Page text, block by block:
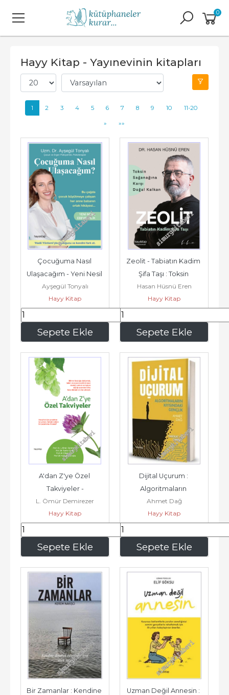
0
Hayy Kitap - Yayınevinin kitapları
1 2 3 4 5 6 7 8 9 10 11-20
» »»
Sepete Ekle
Çocuğuma Nasıl
Ulaşacağım - Yeni Nesil
Ebeveynlik -
Ayşegül Tonyalı
Hayy Kitap
238,00 Sepete Ekle
Zeolit - Tabiatın Kadim
Şifa Taşı : Toksin
Sağanağına Karşı Doğal
Kalkan -
Hasan Hüsnü Eren
Hayy Kitap
350,00
Sepete Ekle
A'dan Z'ye Özel
Takviyeler -
L. Ömür Demirezer
Hayy Kitap
280,00 Sepete Ekle
Dijital Uçurum :
Algoritmaların
Kıyısındaki Gençlik -
Hakikat ve Direniş -
Ahmet Dağ
Hayy Kitap
255,50
Bir Zamanlar : Kendine
Uzman Değil Annesin :